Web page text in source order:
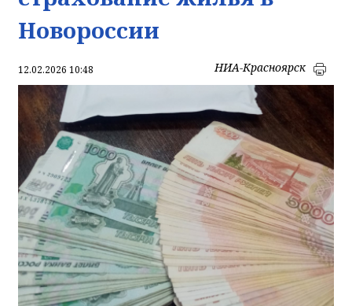
Новороссии
12.02.2026 10:48 НИА-Красноярск